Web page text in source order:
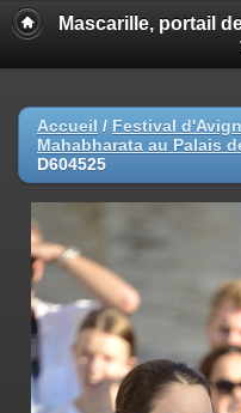
Mascarille, portail
Accueil / Festival
Mahabharata au Palais
D604525